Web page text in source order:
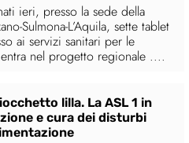
ieri, presso la sede della
Sulmona-L’Aquila, sette tablet
ai servizi sanitari per le
nel progetto regionale ....
lilla. La ASL 1 in
e cura dei disturbi